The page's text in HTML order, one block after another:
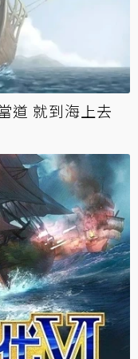
道 就到海上去